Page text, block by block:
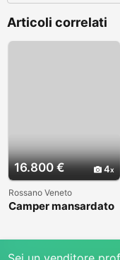
Articoli correlati
16.800 € 4
Rossano Veneto
Camper mansardato